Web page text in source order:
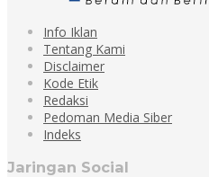
Info Iklan
Tentang Kami
Disclaimer
Kode Etik
Redaksi
Pedoman Media Siber
Indeks
Jaringan Social